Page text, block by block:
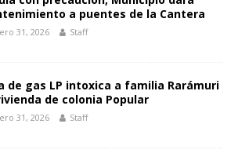
a puentes de la Cantera
31, 2026 Staff
de gas LP intoxica a familia Rarámuri
de colonia Popular
31, 2026 Staff